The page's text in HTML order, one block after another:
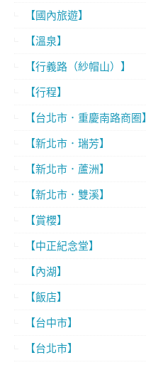
【國內旅遊】
【溫泉】
【行義路（紗帽山）】
【行程】
【台北市．重慶南路商圈】
【新北市．瑞芳】
【新北市．蘆洲】
【新北市．雙溪】
【賞櫻】
【中正紀念堂】
【內湖】
【飯店】
【台中市】
【台北市】